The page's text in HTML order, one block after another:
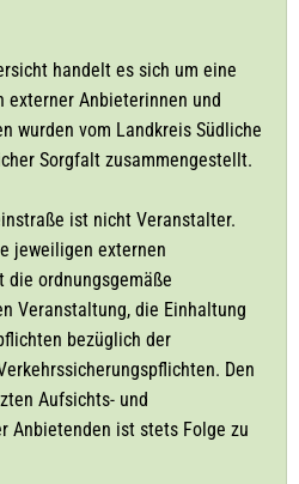
handelt es sich um eine
externer Anbieterinnen und
wurden vom Landkreis Südliche
Sorgfalt zusammengestellt.
ist nicht Veranstalter.
jeweiligen externen
die ordnungsgemäße
Veranstaltung, die Einhaltung
bezüglich der
Den
Aufsichts- und
Anbietenden ist stets Folge zu